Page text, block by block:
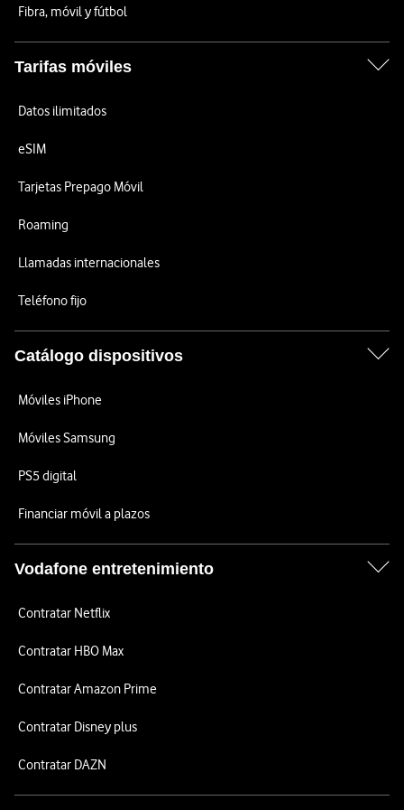
Fibra, móvil y fútbol
Tarifas móviles
Datos ilimitados
eSIM
Tarjetas Prepago Móvil
Roaming
Llamadas internacionales
Teléfono fijo
Catálogo dispositivos
Móviles iPhone
Móviles Samsung
PS5 digital
Financiar móvil a plazos
Vodafone entretenimiento
Contratar Netflix
Contratar HBO Max
Contratar Amazon Prime
Contratar Disney plus
Contratar DAZN